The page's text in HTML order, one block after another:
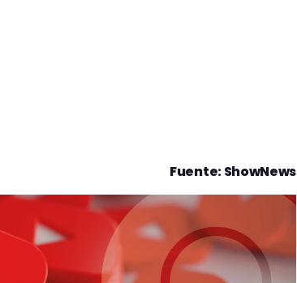
Fuente: ShowNews